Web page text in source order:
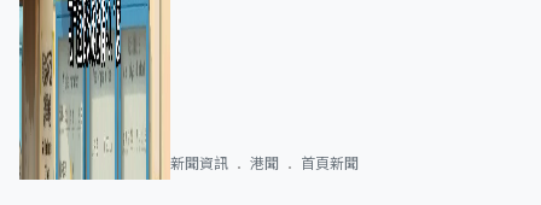
新聞資訊 港聞 首頁新聞